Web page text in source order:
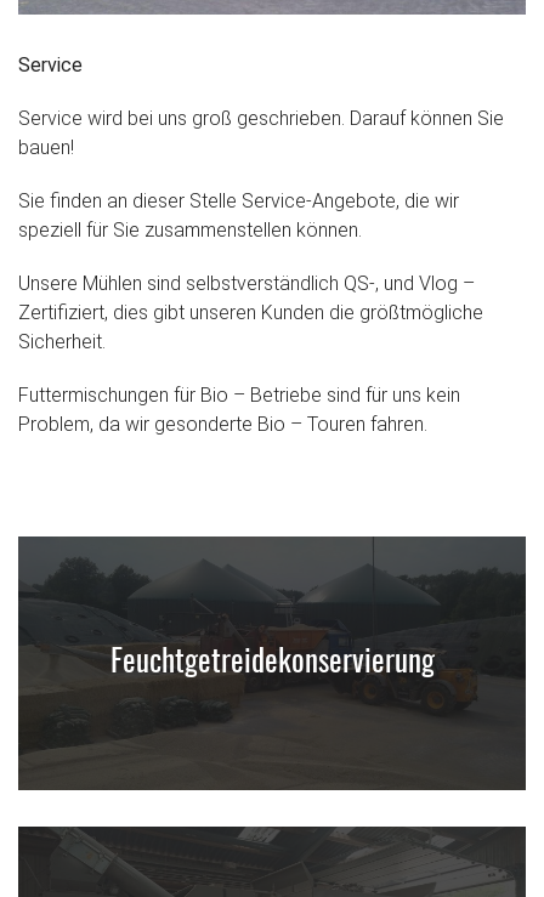
Service
Service wird bei uns groß geschrieben. Darauf können Sie
bauen!
Sie finden an dieser Stelle Service-Angebote, die wir
speziell für Sie zusammenstellen können.
Unsere Mühlen sind selbstverständlich QS-, und Vlog –
Zertifiziert, dies gibt unseren Kunden die größtmögliche
Sicherheit.
Futtermischungen für Bio – Betriebe sind für uns kein
Problem, da wir gesonderte Bio – Touren fahren.
Feuchtgetreidekonservierung